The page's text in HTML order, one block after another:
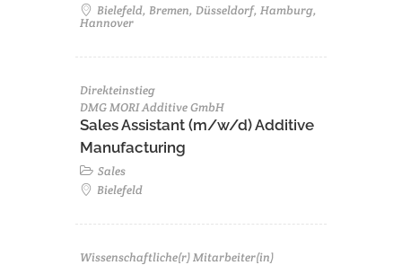
Bielefeld, Bremen, Düsseldorf, Hamburg,
Hannover
Direkteinstieg
DMG MORI Additive GmbH
Sales Assistant (m/w/d) Additive
Manufacturing
Sales
Bielefeld
Wissenschaftliche(r) Mitarbeiter(in)